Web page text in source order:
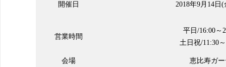
開催日 2018年9月14日
営業時間
平日/16:00～
土日祝/11:30
会場 恵比寿ガ